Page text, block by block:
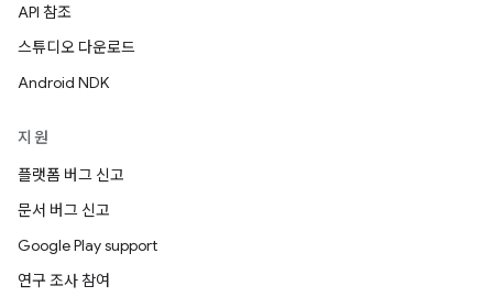
API 참조
스튜디오 다운로드
Android NDK
지원
플랫폼 버그 신고
문서 버그 신고
Google Play support
연구 조사 참여